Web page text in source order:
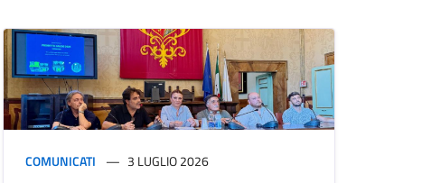
COMUNICATI 3 LUGLIO 2026